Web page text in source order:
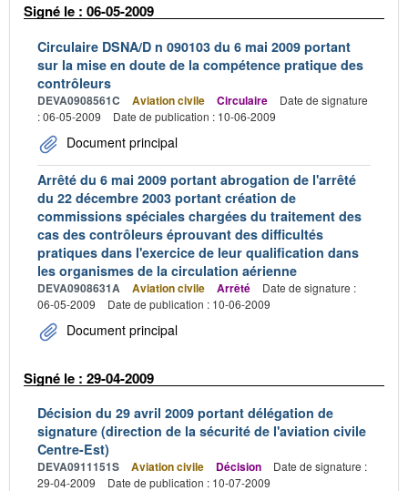
Signé le : 06-05-2009
Circulaire DSNA/D n 090103 du 6 mai 2009 portant
sur la mise en doute de la compétence pratique des
contrôleurs
DEVA0908561C Aviation civile Circulaire
Date de signature
: 06-05-2009
Date de publication : 10-06-2009
Document principal
Arrêté du 6 mai 2009 portant abrogation de l'arrêté
du 22 décembre 2003 portant création de
commissions spéciales chargées du traitement des
cas des contrôleurs éprouvant des difficultés
pratiques dans l'exercice de leur qualification dans
les organismes de la circulation aérienne
DEVA0908631A Aviation civile Arrêté
Date de signature :
06-05-2009
Date de publication : 10-06-2009
Document principal
Signé le : 29-04-2009
Décision du 29 avril 2009 portant délégation de
signature (direction de la sécurité de l'aviation civile
Centre-Est)
DEVA0911151S Aviation civile Décision
Date de signature :
29-04-2009
Date de publication : 10-07-2009